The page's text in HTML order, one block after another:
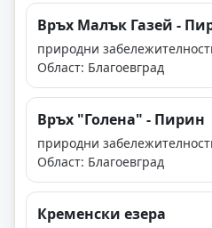
Връх Малък Газей -
природни
Област: Благоевград
Връх "Голена" - Пирин
природни
Област: Благоевград
Кременски езера